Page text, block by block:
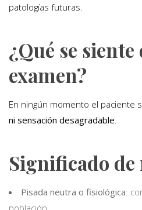
patologías futuras.
¿Qué se
examen?
En ningún momento el paciente
ni sensación desagradable.
Significado
Pisada neutra o fisiológica: